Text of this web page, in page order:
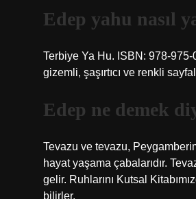
Edep yahu nasıl
Terbiye Ya Hu. ISBN: 978-
gizemli, şaşırtıcı ve renkli
Edep ne demek
Tevazu ve tevazu,
hayat yaşama çabalarıdır.
gelir. Ruhlarını Kutsal
bilirler.